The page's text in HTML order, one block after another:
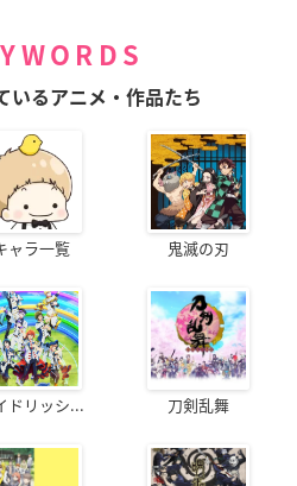
いるアニメ・作品たち
ャラ一覧 鬼滅の刃
ドリッシ... 刀剣乱舞